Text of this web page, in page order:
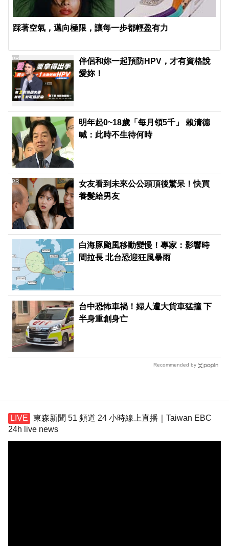
踩著空氣，邁向極限，讓每一步都輕盈有力
伴侶和妳一起預防HPV，才有資格說
愛妳！
PR
明年起0~18歲「每月領5千」 賴清德
喊：此時不生待何時
女友看到未來公公頭頂後驚呆！快買
養髮給男友
PR
白海豚颱風移動變慢！專家：影響時
間拉長 北台恐迎狂風暴雨
台中恐怖車禍！婦人遭大貨車猛撞 下
半身重創身亡
Recommended by
東森新聞 51 頻道 24 小時線上直播｜Taiwan EBC
24h live news